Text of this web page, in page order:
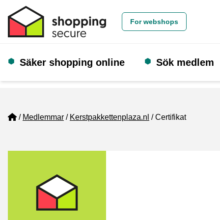
For webshops
Säker shopping online Sök medlem
Home
Medlemmar Kerstpakkettenplaza.nl Certifikat